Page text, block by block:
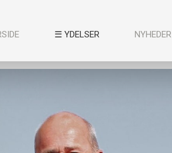
☰ YDELSER NYHEDER